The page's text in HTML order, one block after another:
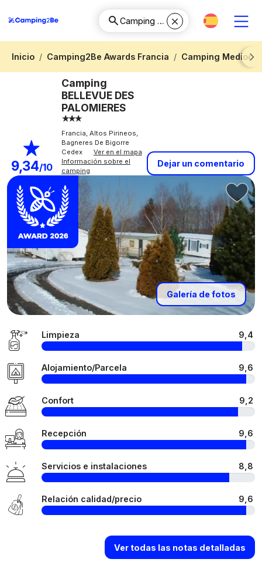
Inicio Camping2Be Awards Francia
Camping
Next
9,34/10
Camping
BELLEVUE DES
PALOMIERES
Francia, Altos Pirineos,
Bagneres De Bigorre
Cedex
Ver en el mapa
Información sobre el
camping
Dejar un comentario
Galería de fotos
Limpieza 9,4
Alojamiento/Parcela 9,6
Confort 9,2
Recepción 9,6
Servicios e instalaciones 8,8
Relación calidad/precio 9,6
Ver todas las notas detalladas